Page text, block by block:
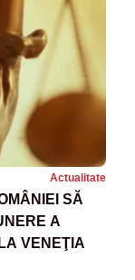
Actualitate
SĂ
A
VENEŢIA